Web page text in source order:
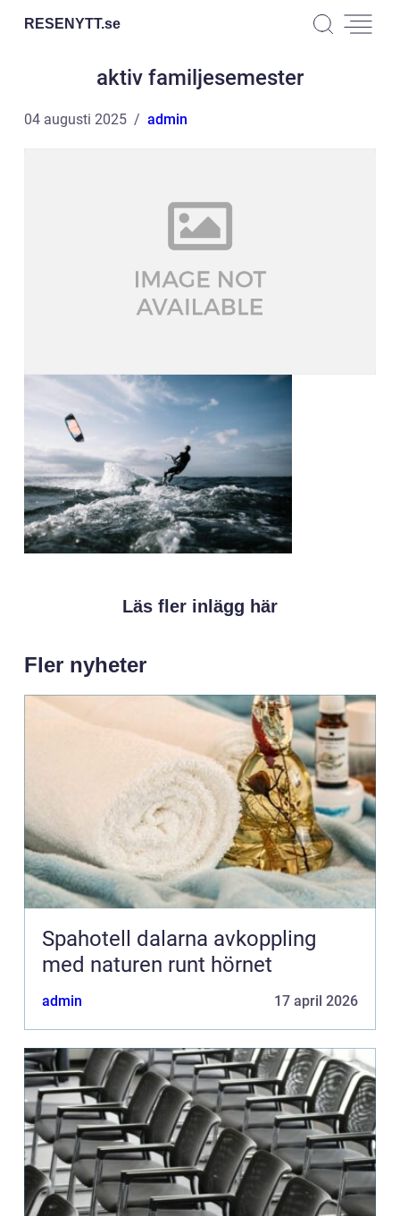
RESENYTT.se
aktiv familjesemester
04 augusti 2025 admin
Läs fler inlägg här
Fler nyheter
Spahotell dalarna avkoppling
med naturen runt hörnet
admin 17 april 2026